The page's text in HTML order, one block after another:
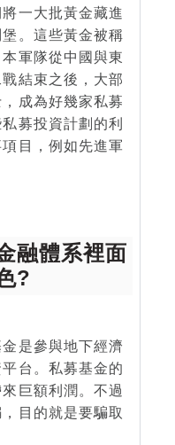
一大批黃金藏進
。這些黃金被稱
軍隊從中國與東
結束之後，大部
成為好幾家私募
募投資計劃的利
目，例如先進軍
融體系裡面
?
是參與地下經濟
台。私募基金的
巨額利潤。不過
目的就是要騙取